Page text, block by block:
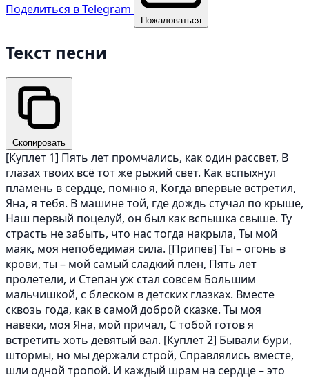
Поделиться в Telegram
Пожаловаться
Текст песни
Скопировать
[Куплет 1] Пять лет промчались, как один рассвет, В
глазах твоих всё тот же рыжий свет. Как вспыхнул
пламень в сердце, помню я, Когда впервые встретил,
Яна, я тебя. В машине той, где дождь стучал по крыше,
Наш первый поцелуй, он был как вспышка свыше. Ту
страсть не забыть, что нас тогда накрыла, Ты мой
маяк, моя непобедимая сила. [Припев] Ты – огонь в
крови, ты – мой самый сладкий плен, Пять лет
пролетели, и Степан уж стал совсем Большим
мальчишкой, с блеском в детских глазках. Вместе
сквозь года, как в самой доброй сказке. Ты моя
навеки, моя Яна, мой причал, С тобой готов я
встретить хоть девятый вал. [Куплет 2] Бывали бури,
штормы, но мы держали строй, Справлялись вместе,
шли одной тропой. И каждый шрам на сердце – это